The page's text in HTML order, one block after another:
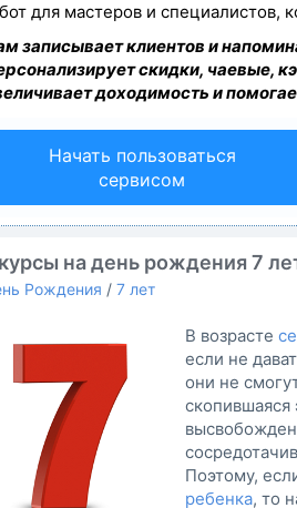
для мастеров и специалистов,
записывает клиентов и
скидки, чаевые,
доходимость и
Начать пользоваться
сервисом
на день рождения 7
Рождения / 7 лет
В возрасте
если не
они не
скопившаяся
Поэтому,
ребенка, то